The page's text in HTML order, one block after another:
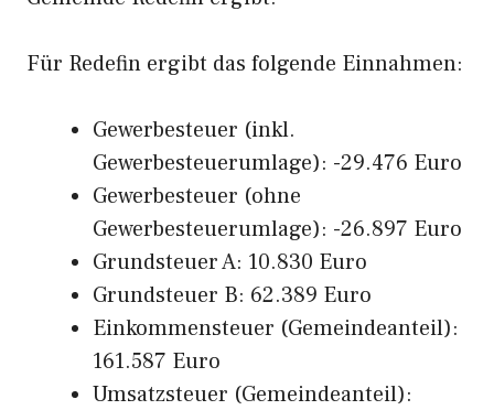
Für Redefin ergibt das folgende Einnahmen:
Gewerbesteuer (inkl.
Gewerbesteuerumlage): -29.476 Euro
Gewerbesteuer (ohne
Gewerbesteuerumlage): -26.897 Euro
Grundsteuer A: 10.830 Euro
Grundsteuer B: 62.389 Euro
Einkommensteuer (Gemeindeanteil):
161.587 Euro
Umsatzsteuer (Gemeindeanteil):